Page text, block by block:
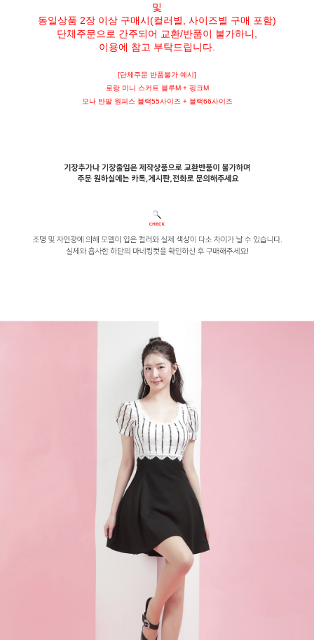
및
동일상품 2장 이상 구매시(컬러별, 사이즈별 구매 포함)
단체주문으로 간주되어 교환/반품이 불가하니,
이용에 참고 부탁드립니다.
[단체주문 반품불가 예시]
로랑 미니 스커트 블루M + 핑크M
모나 반팔 원피스 블랙55사이즈 + 블랙66사이즈